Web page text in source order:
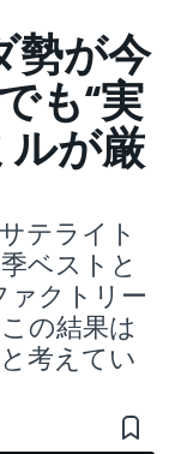
勢が今
も“実
が厳
テライト
ベストと
ァクトリー
の結果は
考えてい